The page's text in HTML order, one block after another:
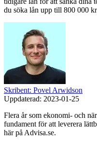
du söka lån upp till 800 000
Skribent: Povel Arwidson
Uppdaterad: 2023-01-25
Flera år som ekonomi- och
fundament för att leverera
här på Advisa.se.